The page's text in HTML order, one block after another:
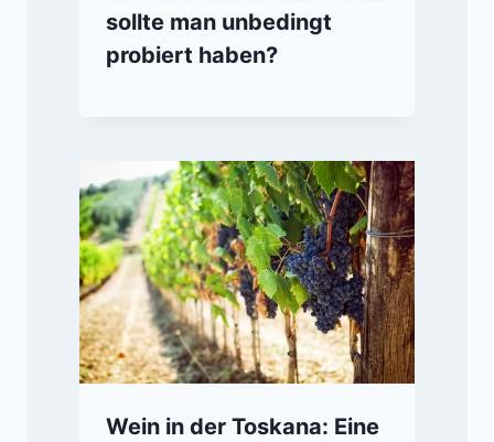
sollte man unbedingt
probiert haben?
Wein in der Toskana: Eine